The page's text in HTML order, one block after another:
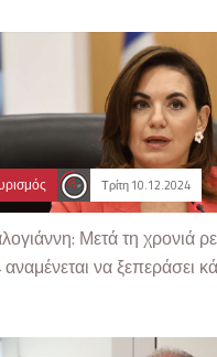
Τρίτη 10.12.2024
Μετά τη χρονιά
να ξεπεράσει